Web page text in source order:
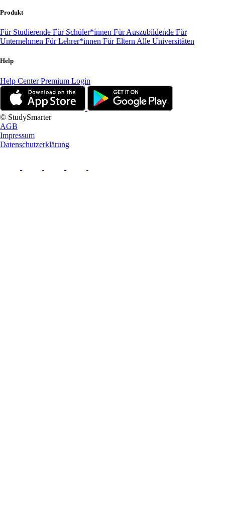
Produkt
Für Studierende Für Schüler*innen Für Auszubildende Für
Unternehmen Für Lehrer*innen Für Eltern Alle Universitäten
Help
Help CenterPremium Login
© StudySmarter
AGB
Impressum
Datenschutzerklärung